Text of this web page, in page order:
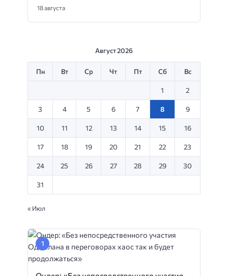
18 августа
Август 2026
Пн Вт Ср Чт Пт Сб Вс
1 2
3 4 5 6 7 8 9
10 11 12 13 14 15 16
17 18 19 20 21 22 23
24 25 26 27 28 29 30
31
« Июл